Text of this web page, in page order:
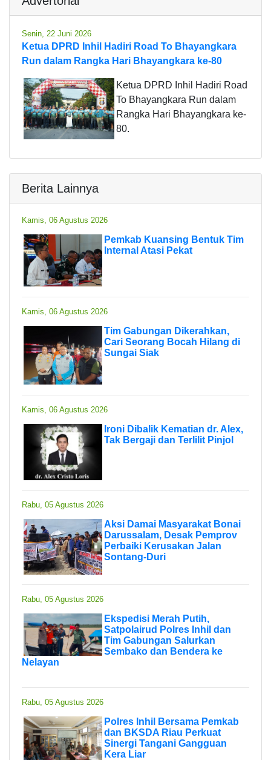
Senin, 22 Juni 2026
Ketua DPRD Inhil Hadiri Road To Bhayangkara
Run dalam Rangka Hari Bhayangkara ke-80
Ketua DPRD Inhil Hadiri Road
To Bhayangkara Run dalam
Rangka Hari Bhayangkara ke-
80.
Berita Lainnya
Kamis, 06 Agustus 2026
Pemkab Kuansing Bentuk Tim
Internal Atasi Pekat
Kamis, 06 Agustus 2026
Tim Gabungan Dikerahkan,
Cari Seorang Bocah Hilang di
Sungai Siak
Kamis, 06 Agustus 2026
Ironi Dibalik Kematian dr. Alex,
Tak Bergaji dan Terlilit Pinjol
Rabu, 05 Agustus 2026
Aksi Damai Masyarakat Bonai
Darussalam, Desak Pemprov
Perbaiki Kerusakan Jalan
Sontang-Duri
Rabu, 05 Agustus 2026
Ekspedisi Merah Putih,
Satpolairud Polres Inhil dan
Tim Gabungan Salurkan
Sembako dan Bendera ke
Nelayan
Rabu, 05 Agustus 2026
Polres Inhil Bersama Pemkab
dan BKSDA Riau Perkuat
Sinergi Tangani Gangguan
Kera Liar